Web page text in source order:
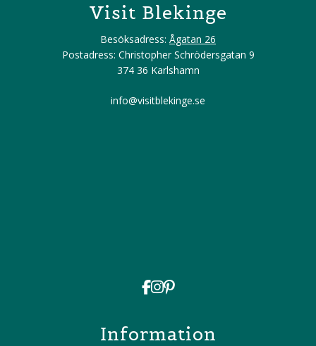
Visit Blekinge
Besöksadress: Ågatan 26
Postadress: Christopher Schrödersgatan 9
374 36 Karlshamn
info@visitblekinge.se
Information